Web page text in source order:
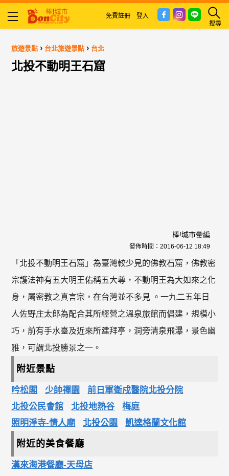
搜尋
免費註冊 登入
旅遊景點 › 台北旅遊景點 › 台北
北投不動明王石窟
棒!城市彙編
發佈時間： 2016-06-12 18:49
「北投不動明王石窟」為臺灣較少見的佛教石窟，佛教密
宗護法神有五大明王佑稱五大尊，不動明王為大如來之化
身，屬密教之真言宗，在台灣並不多見 。一九二五年日
人佐野庄太郎為配合其所經營之溫泉旅館而倡建，規模小
巧，前有手水臺及近來所建拜亭，洞旁清泉飛瀑，景色幽
雅，可謂北投勝景之一。
附近景點
吟松閣 少帥禪園
前日軍衛戍醫院北投分院
北投公民會館
北投地熱谷
梅庭
照明淨寺-情人廟
北投公園 凱達格蘭文化館
附近的美食餐廳
漢來海港餐廳-天母店